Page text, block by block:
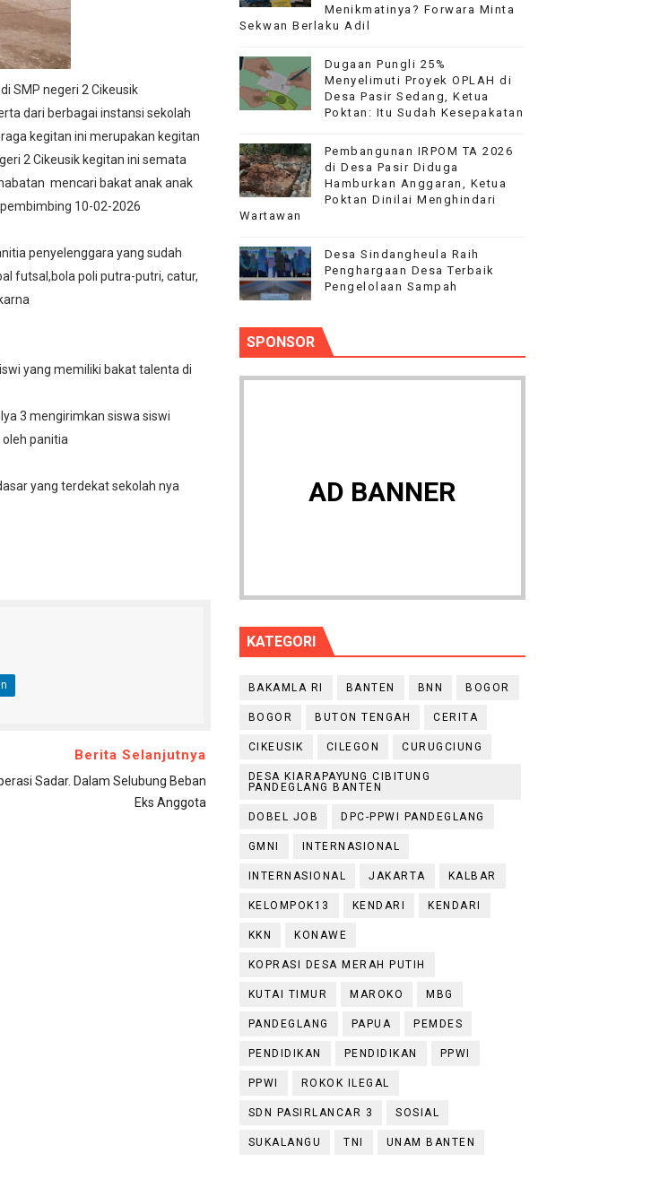
Suara "Kami Tidak Pernah Menutup Ruang Hak Jawab
Direvitalisasi
"Uang Tambahan" Urus STNK Hilang
Disiplin Anggota Polri Terkait Gadai Mobil Ditangani Bid Propam Polda Banten
Sendiri, Ini Kata Ketua DPC PPWI Pandeglang
SMP negeri 2 Cikeusik
dari berbagai instansi sekolah
kegitan ini merupakan kegitan
2 Cikeusik kegitan ini semata
mencari bakat anak anak
10-02-2026
penyelenggara yang sudah
futsal,bola poli putra-putri, catur,
yang memiliki bakat talenta di
3 mengirimkan siswa siswi
panitia
yang terdekat sekolah nya
Berita Selanjutnya
Sadar. Dalam Selubung Beban
Eks Anggota
Menikmatinya? Forwara Minta
Sekwan Berlaku Adil
Dugaan Pungli 25%
Menyelimuti Proyek OPLAH di
Desa Pasir Sedang, Ketua
Poktan: Itu Sudah Kesepakatan
Pembangunan IRPOM TA 2026
di Desa Pasir Diduga
Hamburkan Anggaran, Ketua
Poktan Dinilai Menghindari
Wartawan
‎Desa Sindangheula Raih
Penghargaan Desa Terbaik
Pengelolaan Sampah
SPONSOR
AD BANNER
KATEGORI
BAKAMLA RI BANTEN BNN BOGOR
BOGOR BUTON TENGAH CERITA
CIKEUSIK CILEGON CURUGCIUNG
DESA KIARAPAYUNG CIBITUNG
PANDEGLANG BANTEN
DOBEL JOB DPC-PPWI PANDEGLANG
GMNI INTERNASIONAL
INTERNASIONAL JAKARTA KALBAR
KELOMPOK13 KENDARI KENDARI
KKN KONAWE
KOPRASI DESA MERAH PUTIH
KUTAI TIMUR MAROKO MBG
PANDEGLANG PAPUA PEMDES
PENDIDIKAN PENDIDIKAN PPWI
PPWI ROKOK ILEGAL
SDN PASIRLANCAR 3 SOSIAL
SUKALANGU TNI UNAM BANTEN